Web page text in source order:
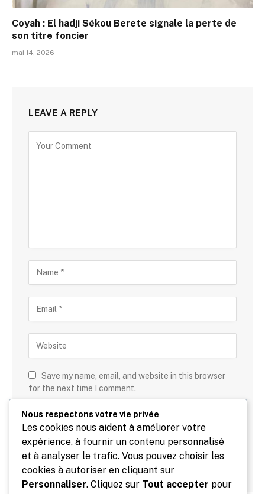
Coyah : El hadji Sékou Berete signale la perte de
son titre foncier
mai 14, 2026
LEAVE A REPLY
Save my name, email, and website in this browser
for the next time I comment.
cinq + =neuf
Nous respectons votre vie privée
Les cookies nous aident à améliorer votre
expérience, à fournir un contenu personnalisé
et à analyser le trafic. Vous pouvez choisir les
cookies à autoriser en cliquant sur
Personnaliser. Cliquez sur Tout accepter pour